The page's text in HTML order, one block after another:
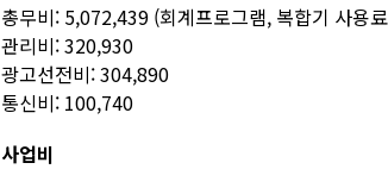
총무비: 5,072,439 (회계프로그램, 복합기 사용
관리비: 320,930
광고선전비: 304,890
통신비: 100,740
사업비